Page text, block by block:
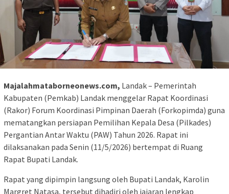
Majalahmataborneonews.com, Landak – Pemerintah
Kabupaten (Pemkab) Landak menggelar Rapat Koordinasi
(Rakor) Forum Koordinasi Pimpinan Daerah (Forkopimda) guna
mematangkan persiapan Pemilihan Kepala Desa (Pilkades)
Pergantian Antar Waktu (PAW) Tahun 2026. Rapat ini
dilaksanakan pada Senin (11/5/2026) bertempat di Ruang
Rapat Bupati Landak.
Rapat yang dipimpin langsung oleh Bupati Landak, Karolin
Margret Natasa, tersebut dihadiri oleh jajaran lengkap